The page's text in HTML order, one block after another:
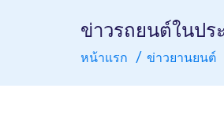
ข่าวรถยนต์ในปร
หน้าแรก ข่าวยานยนต์